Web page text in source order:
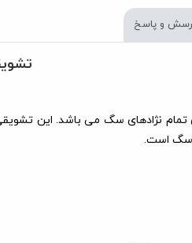
و پاسخ
نژادهای سگ می باشد. این
سگ است.